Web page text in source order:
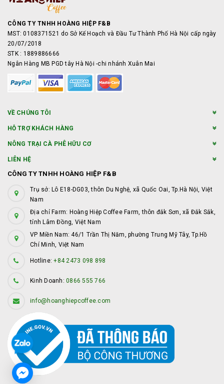
CÔNG TY TNHH HOÀNG HIỆP F&B
MST: 0108371521 do Sở Kế Hoạch và Đầu Tư Thành Phố Hà Nội cấp ngày
20/07/2018
STK : 1889886666
Ngân Hàng MB PGD tây Hà Nội -chi nhánh Xuân Mai
VỀ CHÚNG TÔI
HỖ TRỢ KHÁCH HÀNG
NÔNG TRẠI CÀ PHÊ HỮU CƠ
LIÊN HỆ
CÔNG TY TNHH HOÀNG HIỆP F&B
Trụ sở: Lô E18-DG03, thôn Du Nghệ, xã Quốc Oai, Tp.Hà Nội, Việt
Nam
Địa chỉ Farm: Hoàng Hiệp Coffee Farm, thôn đắk Sơn, xã Đắk Sắk,
tỉnh Lâm Đồng, Việt Nam
VP Miền Nam: 46/1 Trần Thị Năm, phường Trung Mỹ Tây, Tp.Hồ
Chí Minh, Việt Nam
Hotline:+84 2473 098 898
Kinh Doanh: 0866 555 766
info@hoanghiepcoffee.com